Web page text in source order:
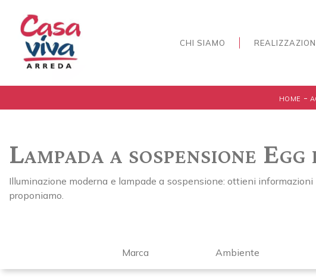
CHI SIAMO
HOME -
Lampada a sospensione
Illuminazione moderna e lampade a sospensione: ottieni
proponiamo.
Marca Ambiente